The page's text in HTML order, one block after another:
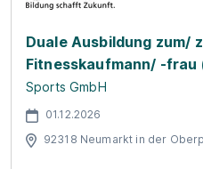
Duale Ausbildung zum/
Fitnesskaufmann/ -frau
Sports GmbH
01.12.2026
92318 Neumarkt in der